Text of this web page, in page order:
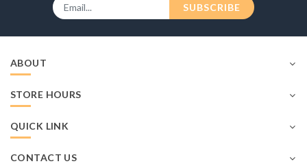
SUBSCRIBE
ABOUT
STORE HOURS
QUICK LINK
CONTACT US